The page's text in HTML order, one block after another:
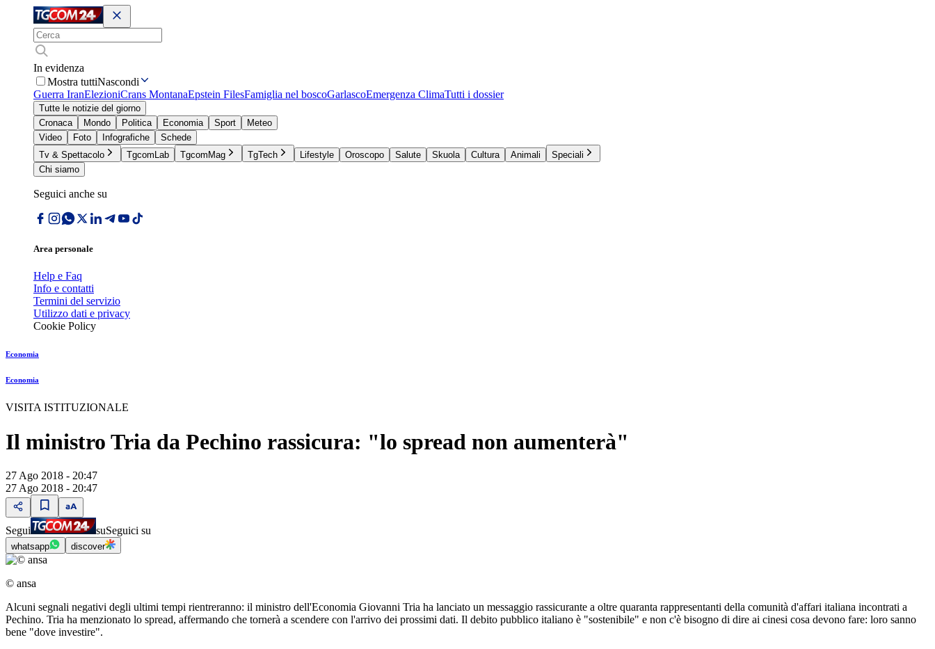
In evidenza
Mostra tuttiNascondi
Guerra IranElezioniCrans MontanaEpstein FilesFamiglia nel boscoGarlascoEmergenza ClimaTutti i dossier
Tutte le notizie del giorno
Cronaca
Mondo Politica Economia Sport
Meteo
Video
Foto Infografiche
Schede
Tv & Spettacolo
TgcomLab TgcomMag TgTech Lifestyle Oroscopo Salute Skuola Cultura Animali
Speciali
Chi siamo
Seguici anche su
Area personale
Help e Faq
Info e contatti
Termini del servizio
Utilizzo dati e privacy
Cookie Policy
Economia
Economia
VISITA ISTITUZIONALE
Il ministro Tria da Pechino rassicura: "lo spread non aumenterà"
27 Ago 2018 - 20:47
27 Ago 2018 - 20:47
Segui suSeguici su
whatsapp discover
© ansa
Alcuni segnali negativi degli ultimi tempi rientreranno: il ministro dell'Economia Giovanni Tria ha lanciato un messaggio rassicurante a oltre quaranta rappresentanti della comunità d'affari italiana incontrati a
Pechino. Tria ha menzionato lo spread, affermando che tornerà a scendere con l'arrivo dei prossimi dati. Il debito pubblico italiano è "sostenibile" e non c'è bisogno di dire ai cinesi cosa devono fare: loro sanno
bene "dove investire".